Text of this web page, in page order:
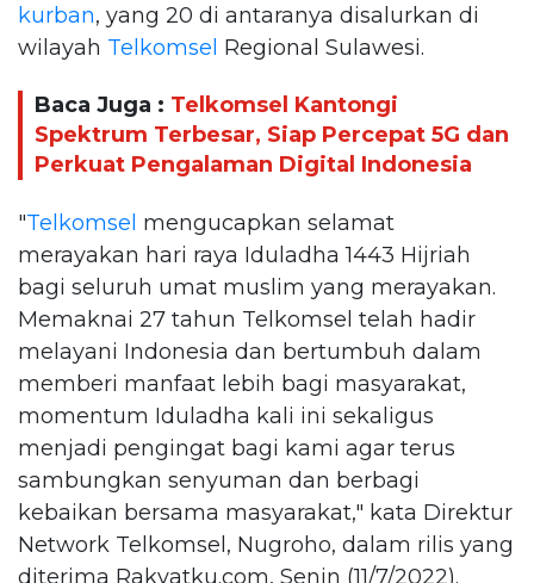
kurban, yang 20 di antaranya disalurkan di
wilayah Telkomsel Regional Sulawesi.
Baca Juga : Telkomsel Kantongi
Spektrum Terbesar, Siap Percepat 5G dan
Perkuat Pengalaman Digital Indonesia
"Telkomsel mengucapkan selamat
merayakan hari raya Iduladha 1443 Hijriah
bagi seluruh umat muslim yang merayakan.
Memaknai 27 tahun Telkomsel telah hadir
melayani Indonesia dan bertumbuh dalam
memberi manfaat lebih bagi masyarakat,
momentum Iduladha kali ini sekaligus
menjadi pengingat bagi kami agar terus
sambungkan senyuman dan berbagi
kebaikan bersama masyarakat," kata Direktur
Network Telkomsel, Nugroho, dalam rilis yang
diterima Rakyatku.com, Senin (11/7/2022).